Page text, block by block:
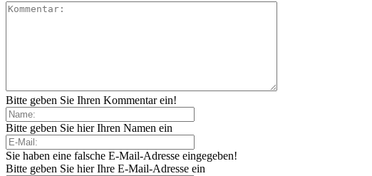
Bitte geben Sie Ihren Kommentar ein!
Bitte geben Sie hier Ihren Namen ein
Sie haben eine falsche E-Mail-Adresse eingegeben!
Bitte geben Sie hier Ihre E-Mail-Adresse ein